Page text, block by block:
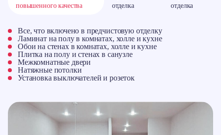
повышенного качества
отделка
отделка
Все, что включено в предчистовую отделку
Ламинат на полу в комнатах, холле и кухне
Обои на стенах в комнатах, холле и кухне
Плитка на полу и стенах в санузле
Межкомнатные двери
Натяжные потолки
Установка выключателей и розеток